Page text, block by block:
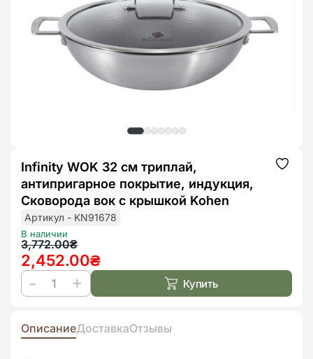
Infinity WOK 32 см триплай,
антипригарное покрытие, индукция,
Сковорода вок с крышкой Kohen
Артикул - KN91678
В наличии
3,772.00₴
Первоначальная
цена
составляла
3,772.00₴.
2,452.00₴
Текущая
цена:
2,452.00₴.
Количество
Infinity
Купить
ОписаниеДоставкаОтзывы